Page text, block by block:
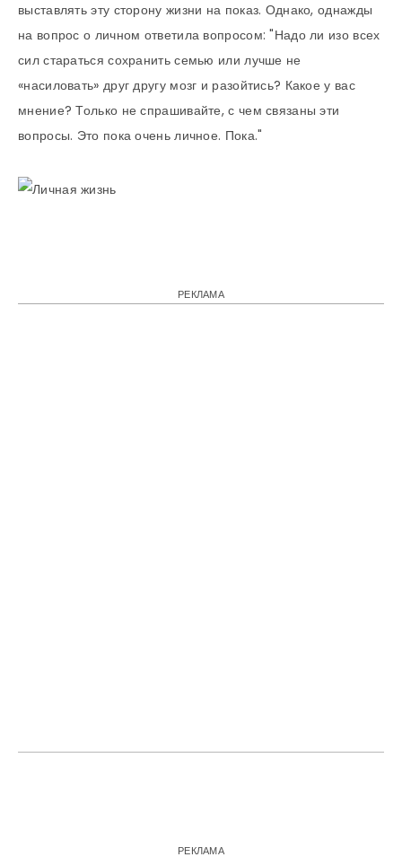
выставлять эту сторону жизни на показ. Однако, однажды
на вопрос о личном ответила вопросом: "Надо ли изо всех
сил стараться сохранить семью или лучше не
«насиловать» друг другу мозг и разойтись? Какое у вас
мнение? Только не спрашивайте, с чем связаны эти
вопросы. Это пока очень личное. Пока."
РЕКЛАМА
РЕКЛАМА